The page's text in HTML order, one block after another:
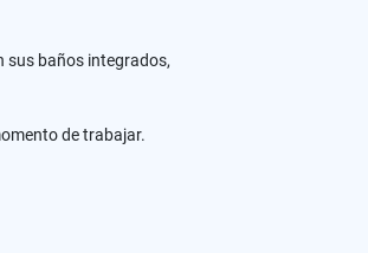
sus baños integrados,
de trabajar.